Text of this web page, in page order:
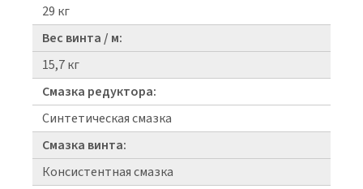
29 кг
Вес винта / м:
15,7 кг
Смазка редуктора:
Синтетическая смазка
Смазка винта:
Консистентная смазка